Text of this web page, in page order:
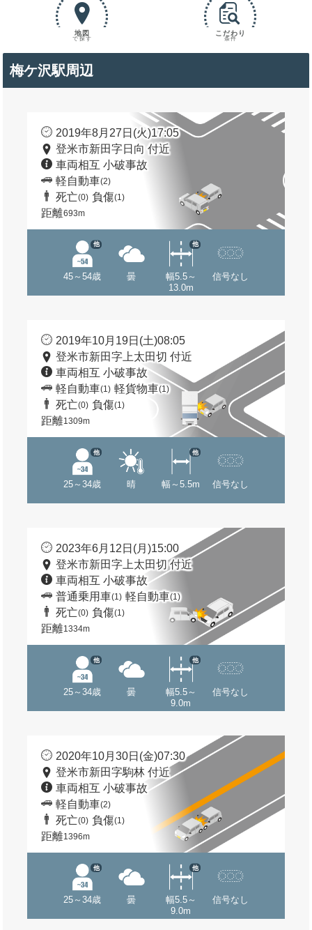
地図
で探す
こだわり
条件
梅ケ沢駅周辺
2019年8月27日(火)17:05
登米市新田字日向 付近
車両相互 小破事故
軽自動車(2)
死亡(0) 負傷(1)
距離693m
45～54歳
他
曇
幅5.5～
13.0m
他
信号なし
2019年10月19日(土)08:05
登米市新田字上太田切 付近
車両相互 小破事故
軽自動車(1) 軽貨物車(1)
死亡(0) 負傷(1)
距離1309m
25～34歳
他
晴 幅～5.5m
他
信号なし
2023年6月12日(月)15:00
登米市新田字上太田切 付近
車両相互 小破事故
普通乗用車(1) 軽自動車(1)
死亡(0) 負傷(1)
距離1334m
25～34歳
他
曇
幅5.5～
9.0m
他
信号なし
2020年10月30日(金)07:30
登米市新田字駒林 付近
車両相互 小破事故
軽自動車(2)
死亡(0) 負傷(1)
距離1396m
25～34歳
他
曇
幅5.5～
9.0m
他
信号なし